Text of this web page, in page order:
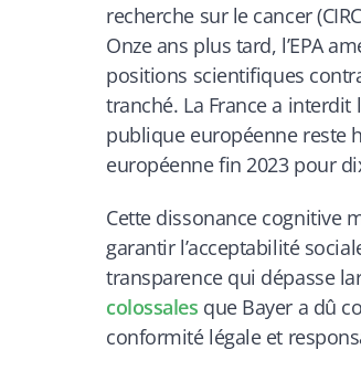
recherche sur le cancer
Onze ans plus tard, l’EPA
positions scientifiques
tranché. La France a
publique européenne reste
européenne fin 2023 pour
Cette dissonance cognitive
garantir l’acceptabilité
transparence qui dépasse
colossales que Bayer a dû
conformité légale et